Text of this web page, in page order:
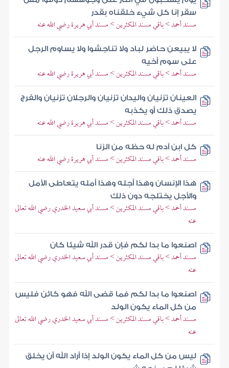
سقر إنا كل شيء خلقناه بقدر
مسند أحمد > باقي مسند المكثرين > مسند أبي هريرة رضي الله عنه
لا يبيعن حاضر لباد ولا تناجشوا ولا يساوم الرجل
على سوم أخيه
مسند أحمد > باقي مسند المكثرين > مسند أبي هريرة رضي الله عنه
العينان تزنيان واليدان تزنيان والرجلان تزنيان والفرج
يصدق ذلك أو يكذبه
مسند أحمد > باقي مسند المكثرين > مسند أبي هريرة رضي الله عنه
كل ابن آدم له حظه من الزنا
مسند أحمد > باقي مسند المكثرين > مسند أبي هريرة رضي الله عنه
هذا الإنسان وهذا أجله وهذا أمله يتعاطى الأمل
والأجل يختلجه دون ذلك
مسند أحمد > باقي مسند المكثرين > مسند أبي سعيد الخدري رضي الله تعالى
عنه
اصنعوا ما بدا لكم فإن قدر الله شيئا كان
مسند أحمد > باقي مسند المكثرين > مسند أبي سعيد الخدري رضي الله تعالى
عنه
اصنعوا ما بدا لكم فما قضى الله فهو كائن فليس
من كل الماء يكون الولد
مسند أحمد > باقي مسند المكثرين > مسند أبي سعيد الخدري رضي الله تعالى
عنه
ليس من كل الماء يكون الولد إذا أراد الله أن يخلق